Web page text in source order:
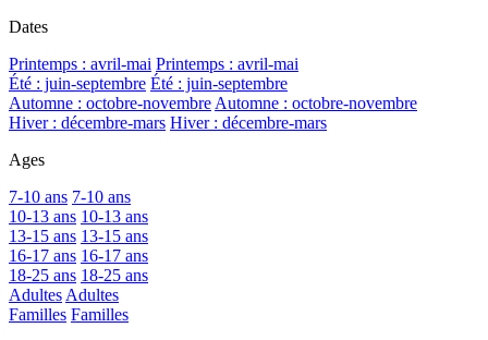
Dates
Printemps : avril-mai Printemps : avril-mai
Été : juin-septembre Été : juin-septembre
Automne : octobre-novembre Automne : octobre-novembre
Hiver : décembre-mars Hiver : décembre-mars
Ages
7-10 ans 7-10 ans
10-13 ans 10-13 ans
13-15 ans 13-15 ans
16-17 ans 16-17 ans
18-25 ans 18-25 ans
Adultes Adultes
Familles Familles